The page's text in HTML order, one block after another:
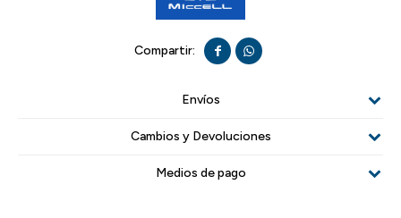
 
Envíos
Cambios y Devoluciones
Medios de pago